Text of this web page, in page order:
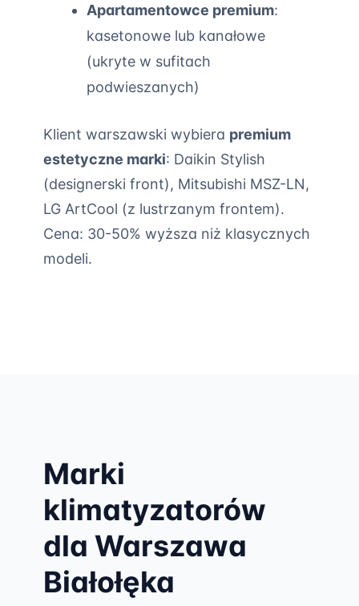
Apartamentowce premium:
kasetonowe lub kanałowe
(ukryte w sufitach
podwieszanych)
Klient warszawski wybiera premium
estetyczne marki: Daikin Stylish
(designerski front), Mitsubishi MSZ-LN,
LG ArtCool (z lustrzanym frontem).
Cena: 30-50% wyższa niż klasycznych
modeli.
Marki
klimatyzatorów
dla Warszawa
Białołęka